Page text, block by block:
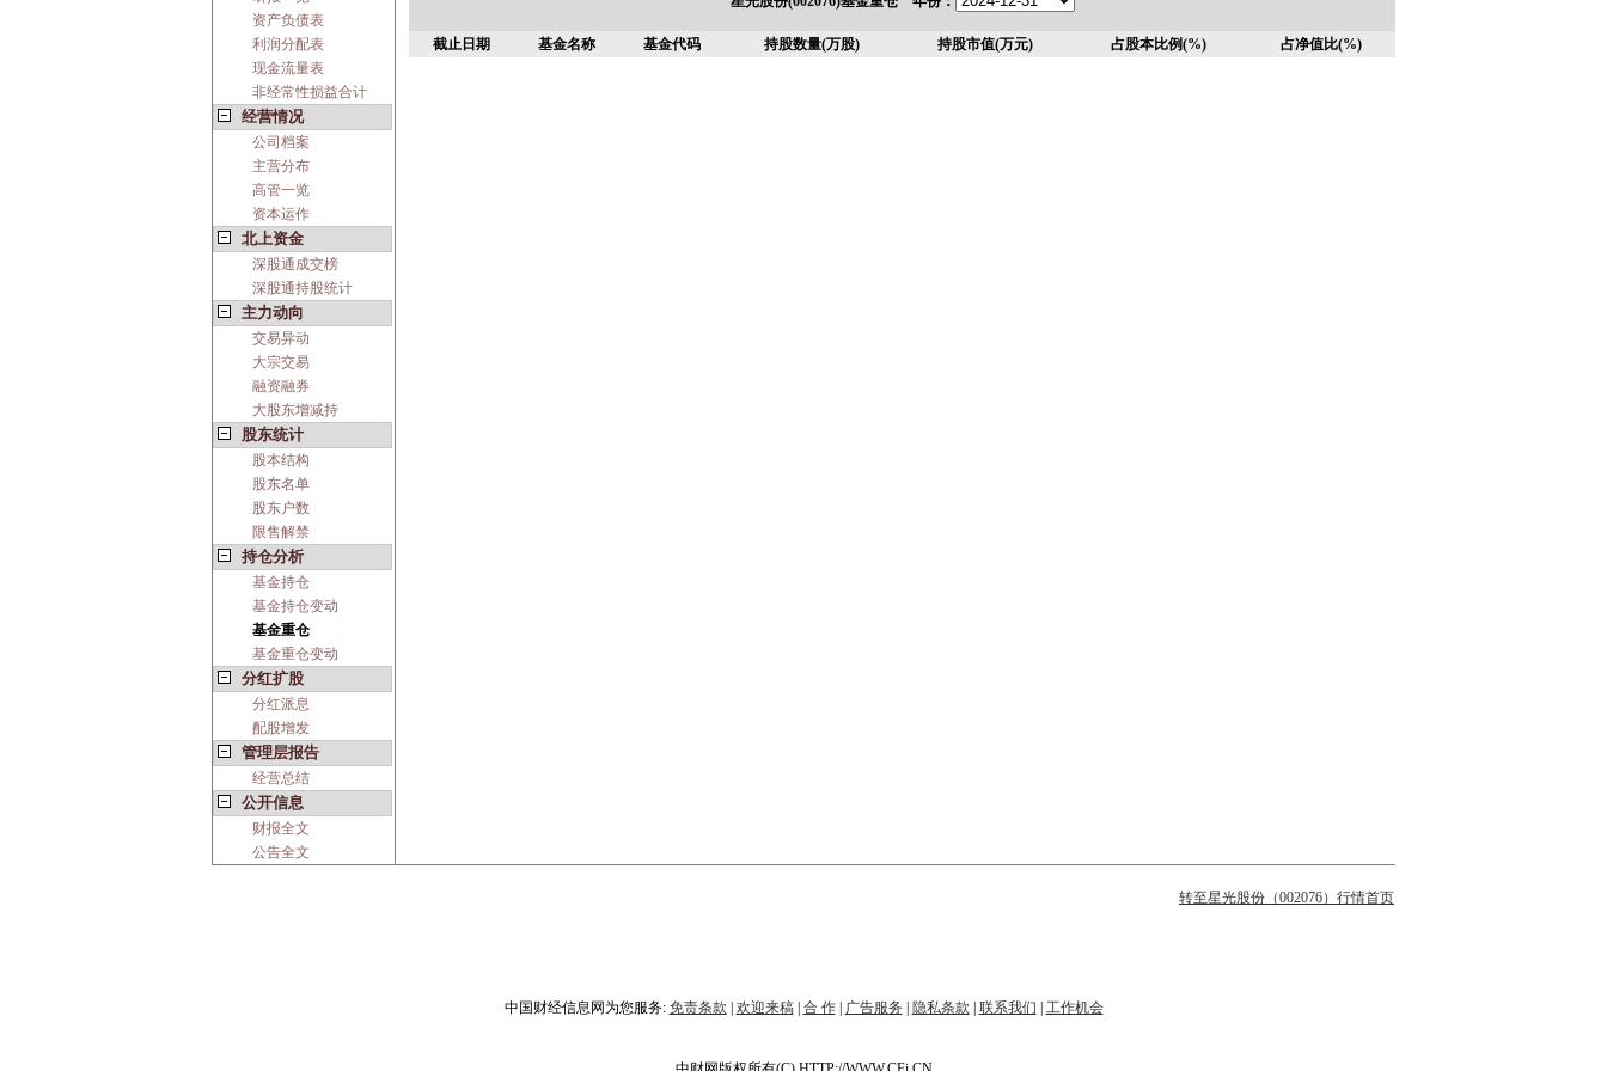
资产负债表
利润分配表
现金流量表
非经常性损益合计
经营情况
公司档案
主营分布
高管一览
资本运作
北上资金
深股通成交榜
深股通持股统计
主力动向
交易异动
大宗交易
融资融券
大股东增减持
股东统计
股本结构
股东名单
股东户数
限售解禁
持仓分析
基金持仓
基金持仓变动
基金重仓
基金重仓变动
分红扩股
分红派息
配股增发
管理层报告
经营总结
公开信息
财报全文
公告全文
截止日期 基金名称 基金代码 持股数量(万股) 持股市值(万元) 占股本比例(%) 占净值比(%)
转至星光股份（002076）行情首页
中国财经信息网为您服务: 免责条款 欢迎来稿| 合 作| 广告服务 隐私条款 联系我们 工作机会